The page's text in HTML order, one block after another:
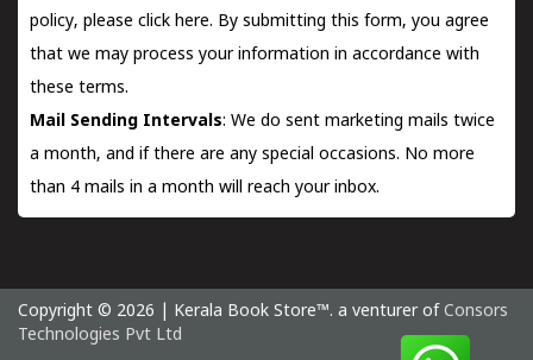
policy, please click here. By submitting this form, you agree
that we may process your information in accordance with
these terms.
Mail Sending Intervals: We do sent marketing mails twice
a month, and if there are any special occasions. No more
than 4 mails in a month will reach your inbox.
Copyright © 2026 | Kerala Book Store™. a venturer of Consors
Technologies Pvt Ltd